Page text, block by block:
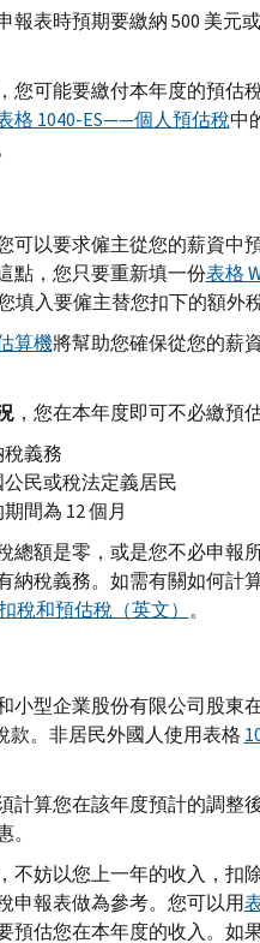
報表時預期要繳納 500 美元
您可能要繳付本年度的預估
格 1040-ES——個人預估稅中
可以要求僱主從您的薪資中
點，您只要重新填一份表格
填入要僱主替您扣下的額外稅
算機將幫助您確保從您的薪
，您在本年度即可不必繳預估
義務
民或稅法定義居民
間為 12 個月
總額是零，或是您不必申報
納稅義務。如需有關如何計
稅和預估稅（英文） 。
小型企業股份有限公司股東
款。非居民外國人使用表格
計算您在該年度預計的調整
不妨以您上一年的收入，扣
申報表做為參考。您可以用
預估您在本年度的收入。如